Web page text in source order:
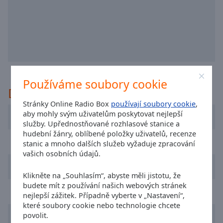
Používáme soubory cookie
Stránky Online Radio Box používají soubory cookie,
aby mohly svým uživatelům poskytovat nejlepší
služby. Upřednostňované rozhlasové stanice a
hudební žánry, oblíbené položky uživatelů, recenze
stanic a mnoho dalších služeb vyžaduje zpracování
vašich osobních údajů.
Klikněte na „Souhlasím“, abyste měli jistotu, že
budete mít z používání našich webových stránek
nejlepší zážitek. Případně vyberte v „Nastavení“,
které soubory cookie nebo technologie chcete
povolit.
Picture
Fullscreen
This
modal
window.
window.
Escape
Doporučeno
Radio R
Radio Lietus
Power Hit Radio
Relax FM